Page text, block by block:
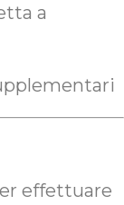
a
effettuare